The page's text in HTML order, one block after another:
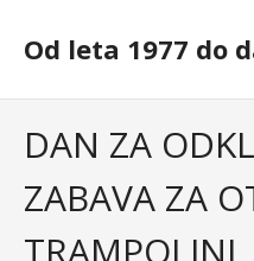
contentOd leta 1977 do
DAN ZA
ZABAVA ZA
TRAMPOLINI